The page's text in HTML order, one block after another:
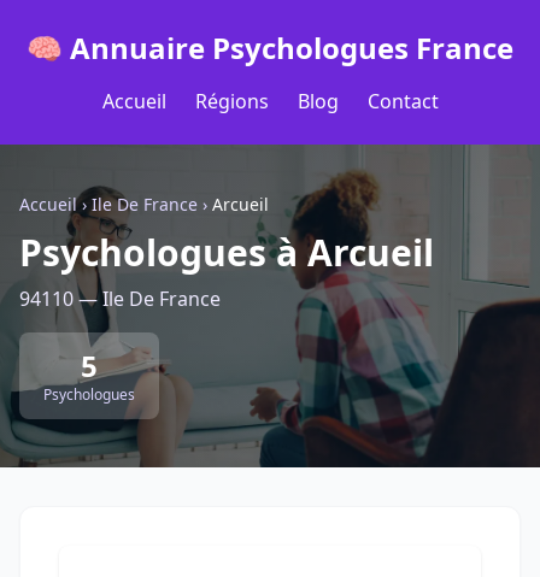
🧠 Annuaire Psychologues France
Accueil Régions Blog Contact
Accueil› Ile De France › Arcueil
Psychologues à Arcueil
94110 — Ile De France
5
Psychologues